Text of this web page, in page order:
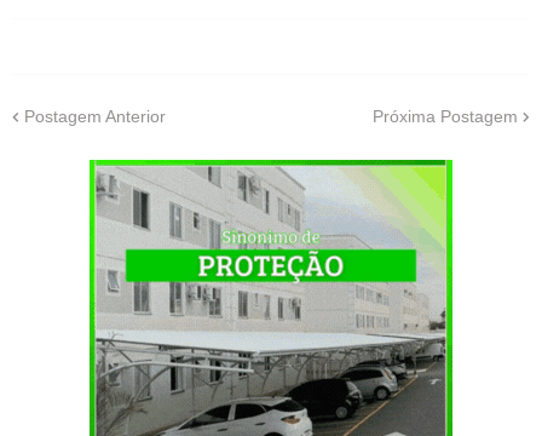
Postagem Anterior Próxima Postagem